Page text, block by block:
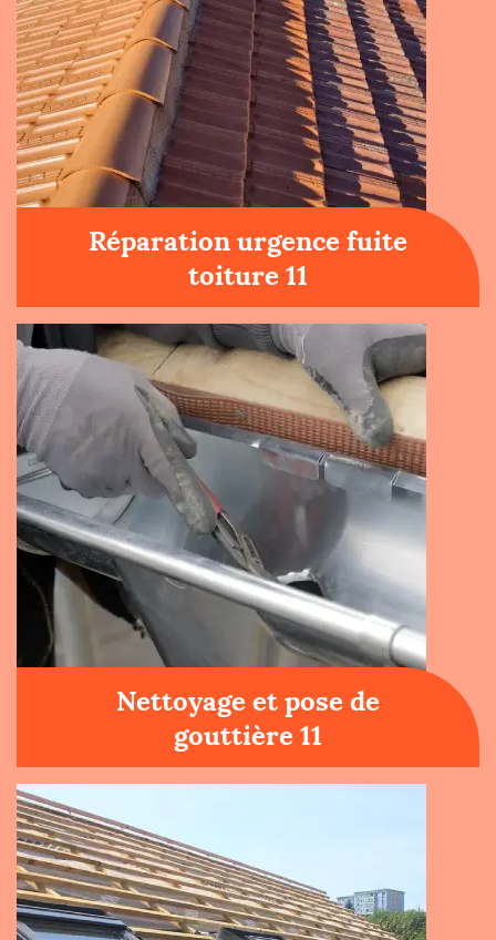
Réparation urgence fuite
toiture 11
Nettoyage et pose de
gouttière 11